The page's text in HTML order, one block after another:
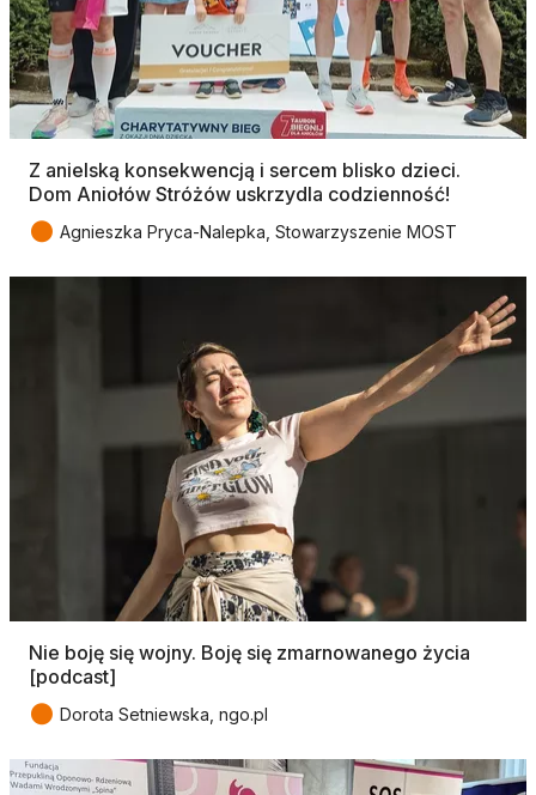
Z anielską konsekwencją i sercem blisko dzieci.
Dom Aniołów Stróżów uskrzydla codzienność!
● Agnieszka Pryca-Nalepka, Stowarzyszenie MOST
Nie boję się wojny. Boję się zmarnowanego życia
[podcast]
● Dorota Setniewska, ngo.pl